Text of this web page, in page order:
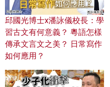
邱國光博士x潘詠儀校長：學
習古文有何意義？ 粵語怎樣
傳承文言文之美？ 日常寫作
如何應用？